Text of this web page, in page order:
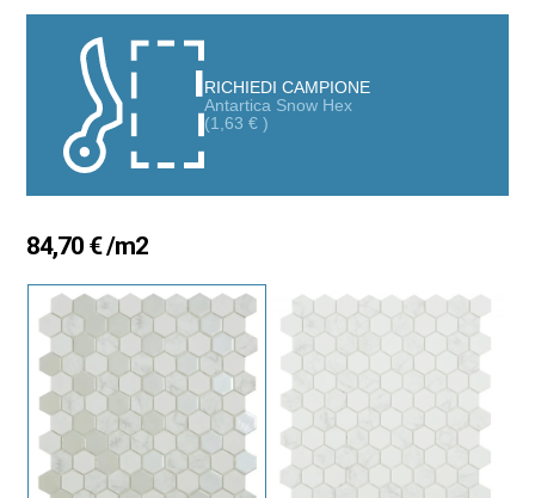
passerà mai di moda.
Ideale per i tuoi pavimenti e pareti più speciali.
RICHIEDI CAMPIONE
Antartica Snow Hex
(1,63 € )
84,70 €/m2